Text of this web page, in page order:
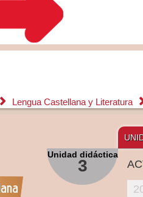
Lengua Castellana y Literatura
Unidad didáctica
3